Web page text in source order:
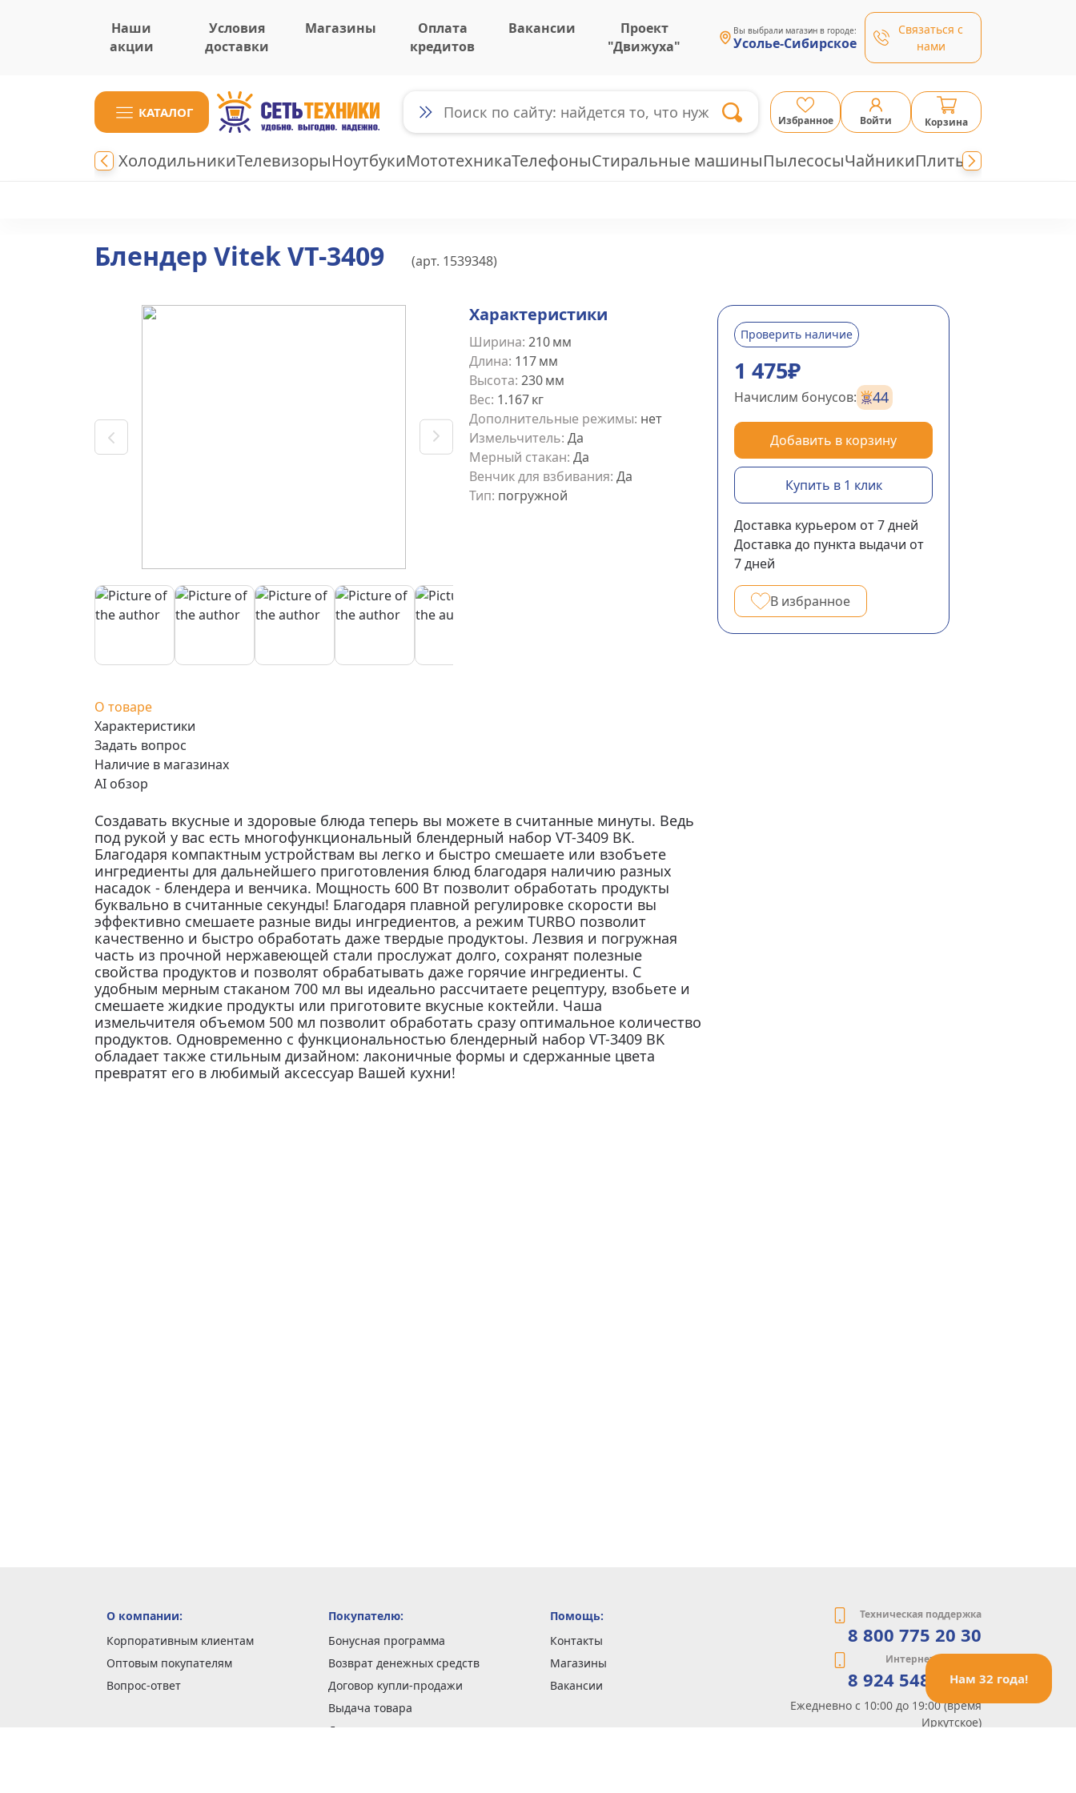
Наши
акции
Условия
доставки
Магазины
Оплата
кредитов
Вакансии
Проект
"Движуха"
Вы выбрали магазин в городе:
Усолье-Сибирское
Связаться с
нами
КАТАЛОГ
Избранное Войти Корзина
ХолодильникиТелевизорыНоутбукиМототехникаТелефоныСтиральные машиныПылесосыЧайникиПлиты
Нам 32 года!
Блендер Vitek VT-3409 (арт. 1539348)
1 475₽
Проверить наличие
Начислим бонусов: 44
Добавить в корзину
Купить в 1 клик
Доставка курьером от 7дней
Доставка до пункта выдачи от
7дней
В избранное
Характеристики
Ширина: 210мм
Длина: 117мм
Высота: 230мм
Вес: 1.167кг
Дополнительные режимы: нет
Измельчитель: Да
Мерный стакан: Да
Венчик для взбивания: Да
Тип: погружной
О товаре
Характеристики
Задать вопрос
Наличие в магазинах
AI обзор
Создавать вкусные и здоровые блюда теперь вы можете в считанные минуты. Ведь
под рукой у вас есть многофункциональный блендерный набор VT-3409 BK.
Благодаря компактным устройствам вы легко и быстро смешаете или взобъете
ингредиенты для дальнейшего приготовления блюд благодаря наличию разных
насадок - блендера и венчика. Мощность 600 Вт позволит обработать продукты
буквально в считанные секунды! Благодаря плавной регулировке скорости вы
эффективно смешаете разные виды ингредиентов, а режим TURBO позволит
качественно и быстро обработать даже твердые продуктоы. Лезвия и погружная
часть из прочной нержавеющей стали прослужат долго, сохранят полезные
свойства продуктов и позволят обрабатывать даже горячие ингредиенты. С
удобным мерным стаканом 700 мл вы идеально рассчитаете рецептуру, взобьете и
смешаете жидкие продукты или приготовите вкусные коктейли. Чаша
измельчителя объемом 500 мл позволит обработать сразу оптимальное количество
продуктов. Одновременно с функциональностью блендерный набор VT-3409 BK
обладает также стильным дизайном: лаконичные формы и сдержанные цвета
превратят его в любимый аксессуар Вашей кухни!
О компании:
Корпоративным клиентам
Оптовым покупателям
Вопрос-ответ
Покупателю:
Бонусная программа
Возврат денежных средств
Договор купли-продажи
Выдача товара
Доставка заказов
Помощь:
Контакты
Магазины
Вакансии
Техническая поддержка
8 800 775 20 30
Интернет-магазин
8 924 548 85 07
Ежедневно с 10:00 до 19:00 (время
Иркутское)